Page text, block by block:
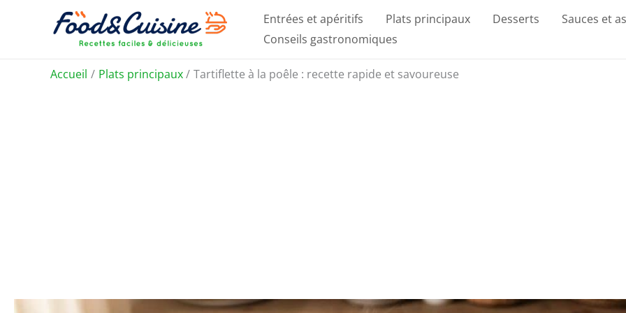
Entrées et apéritifs Plats principaux Desserts Sauces et
Conseils gastronomiques
Accueil Plats principaux Tartiflette à la poêle : recette rapide et savoureuse